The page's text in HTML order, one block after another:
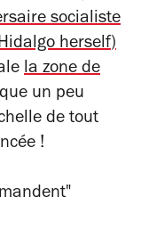
socialiste
herself)
la zone de
un peu
de tout
!